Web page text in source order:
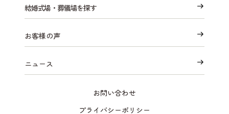
結婚式場・葬儀場を探す
お客様の声
ニュース
お問い合わせ
プライバシーポリシー